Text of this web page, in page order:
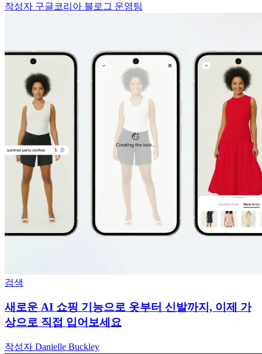
작성자 구글코리아 블로그 운영팀
검색
새로운 AI 쇼핑 기능으로 옷부터 신발까지, 이제 가
상으로 직접 입어보세요
작성자 Danielle Buckley